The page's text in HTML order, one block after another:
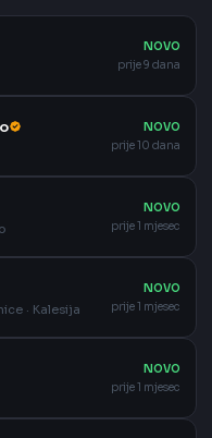
NOVO
prije 9 dana
NOVO
prije 10 dana
NOVO
prije 1 mjesec
· Kalesija
NOVO
prije 1 mjesec
NOVO
prije 1 mjesec